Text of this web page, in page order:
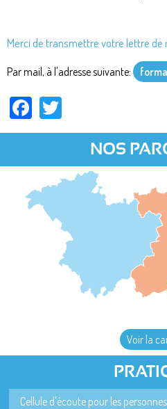
Merci de transmettre votre lettre de
Par mail, à l'adresse suivante:
Facebook
NOS
Voir la
Cellule d'écoute pour les